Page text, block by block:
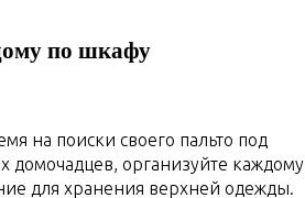
по шкафу
на поиски своего пальто под
домочадцев, организуйте каждому
для хранения верхней одежды.